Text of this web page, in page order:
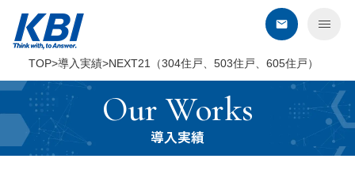
KBIについて
サービス
TOP 導入実績 NEXT21（304住戸、503住戸、605住戸）
Our Works
導入実績